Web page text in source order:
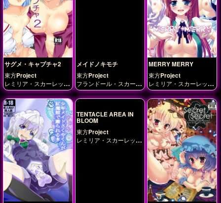
サグメ・キャプチャ2
東方Project
レミリア・スカーレッ
ト 十六夜咲夜 稀神サグ
メ
メイドノキモチ
東方Project
フランドール・スカーレ
ット レミリア・スカー
レット
MERRY MERRY
東方Project
レミリア・スカーレッ
ト 十六夜咲夜 紅美鈴
西行寺幽々子
TENTACLE AREA IN
BLOOM
東方Project
レミリア・スカーレッ